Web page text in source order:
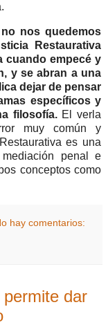
nos quedemos
Restaurativa
cuando empecé y
y se abran a una
dejar de pensar
específicos y
filosofía.El verla
muy común y
es una
penal e
conceptos como
hay comentarios:
dar